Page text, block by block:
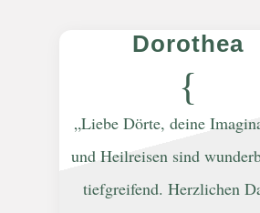
Dorothea
{
„Liebe Dörte, deine
und Heilreisen sind
tiefgreifend. Herzlichen